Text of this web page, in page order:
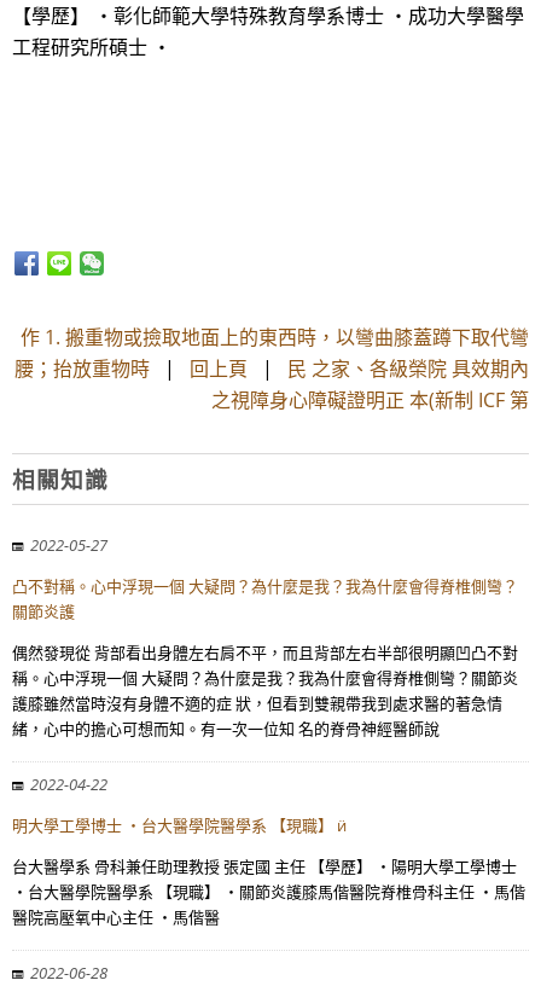
【學歷】 ・彰化師範大學特殊教育學系博士 ・成功大學醫學
工程研究所碩士 ・
作 1. 搬重物或撿取地面上的東西時，以彎曲膝蓋蹲下取代彎
腰；抬放重物時 | 回上頁 | 民 之家、各級榮院 具效期內
之視障身心障礙證明正 本(新制 ICF 第
相關知識
2022-05-27
凸不對稱。心中浮現一個 大疑問？為什麼是我？我為什麼會得脊椎側彎？
關節炎護
偶然發現從 背部看出身體左右肩不平，而且背部左右半部很明顯凹凸不對
稱。心中浮現一個 大疑問？為什麼是我？我為什麼會得脊椎側彎？關節炎
護膝雖然當時沒有身體不適的症 狀，但看到雙親帶我到處求醫的著急情
緒，心中的擔心可想而知。有一次一位知 名的脊骨神經醫師說
2022-04-22
明大學工學博士 ・台大醫學院醫學系 【現職】 ӥ
台大醫學系 骨科兼任助理教授 張定國 主任 【學歷】 ・陽明大學工學博士
・台大醫學院醫學系 【現職】 ・關節炎護膝馬偕醫院脊椎骨科主任 ・馬偕
醫院高壓氧中心主任 ・馬偕醫
2022-06-28